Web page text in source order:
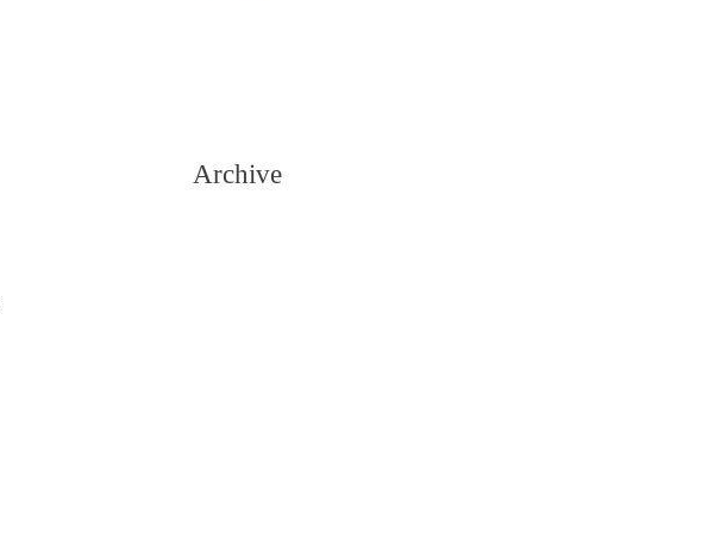
Archive